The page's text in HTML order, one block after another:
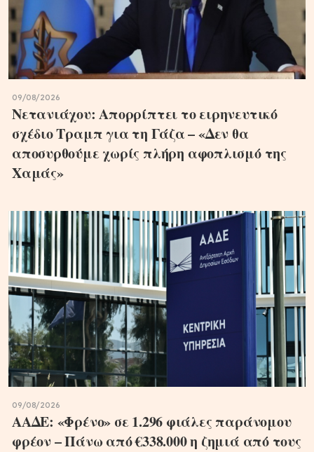
09/08/2026
Νετανιάχου: Απορρίπτει το ειρηνευτικό
σχέδιο Τραμπ για τη Γάζα – «Δεν θα
αποσυρθούμε χωρίς πλήρη αφοπλισμό της
Χαμάς»
09/08/2026
ΑΑΔΕ: «Φρένο» σε 1.296 φιάλες παράνομου
φρέον – Πάνω από €338.000 η ζημιά από τους